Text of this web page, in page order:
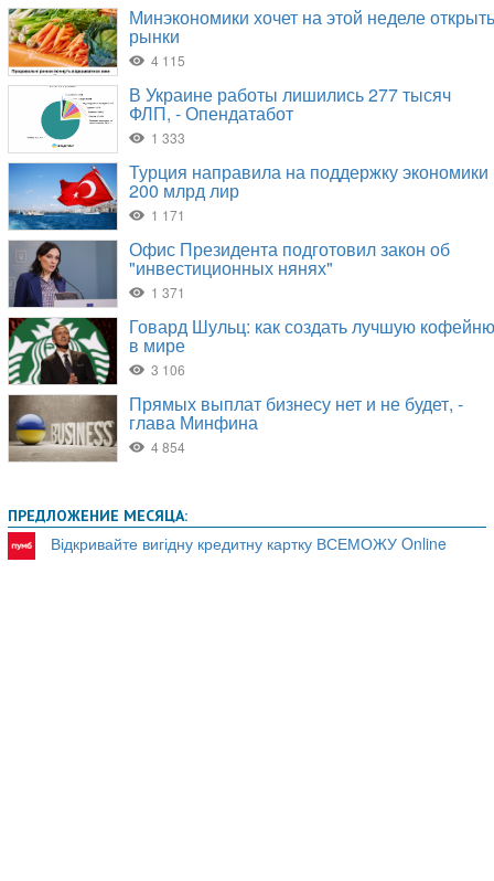
ПРЕДЛОЖЕНИЕ МЕСЯЦА:
Відкривайте вигідну кредитну картку ВСЕМОЖУ Online